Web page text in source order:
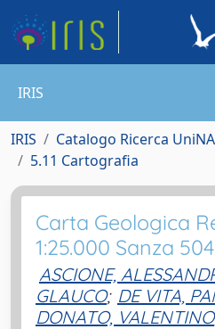
IRIS
IRIS Catalogo Ricerca UniNA
5.11 Cartografia
Carta Geologica
1:25.000 Sanza
ASCIONE,
GLAUCO; DE VITA,
DONATO, VALENTINO